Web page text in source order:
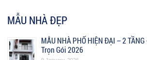
MẪU NHÀ ĐẸP
MẪU NHÀ PHỐ HIỆN ĐẠI – 2
Trọn Gói 2026